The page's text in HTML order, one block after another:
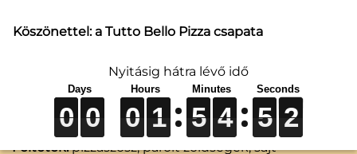
19. Vegetariana (50 cm)
6 790Ft
Feltétek:pizzaszósz, párolt zöldségek, sajt
Köszönettel: a Tutto Bello Pizza csapata
Nyitásig hátra lévő idő
0
0
0
0 0
0
0
0 0
0
0
0 1
1
1
1 5
5
5
5 4
4
4
4 5
5
5
5 1
2
1
2